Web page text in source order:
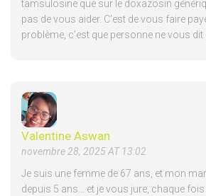
tamsulosine que sur le doxazosin
pas de vous aider. C’est de vous faire
problème, c’est que personne ne vous dit
Valentine Aswan
novembre 28, 2025 AT 13:02
Je suis une femme de 67 ans, et mon
depuis 5 ans… et je vous jure, chaque fois